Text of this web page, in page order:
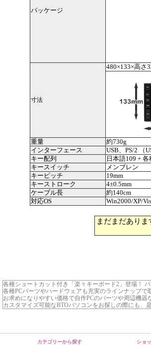
パッケージ
寸法
480×133×高さ
重量
約730g
インターフェース
USB、PS/2 （
キー配列
日本語109 +
キースイッチ
メンブレン
キーピッチ
19mm
キーストローク
4±0.5mm
ケーブル長
約140cm
対応OS
Win2000/XP/
まだまだあり
各種ショートカット付き「楽々キーボード2」登場！
各種PCパーツやハードウェアも充実のラインナップ
お求めになりやすい価格で自作PCのパーツや周辺機
カスタマイズ可能なBTOパソコンをお探しの際にも、
カテゴリーから探す ショ